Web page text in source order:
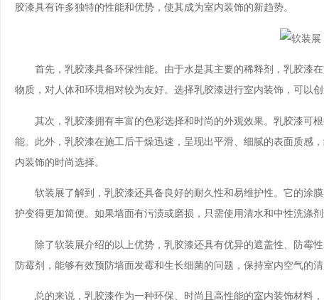
胶漆具有许多独特的性能和优势，使其成为室内装饰的新趋势。
首先，乳胶漆具备环保性能。由于水是其主要的稀释剂，乳胶漆在
物质，对人体和环境相对较为友好。选择乳胶漆进行室内装饰，可以
其次，乳胶漆拥有丰富的色彩选择和时尚的外观效果。乳胶漆可根
能。此外，乳胶漆在施工后干燥迅速，呈现出平滑、细腻的表面质感
内装饰的时尚选择。
软装展了解到，乳胶漆还具备良好的耐久性和易维护性。它的涂膜
护变得更加简便。如果墙面有污渍或磨损，只需使用清水和中性洗涤
除了软装展介绍的以上优势，乳胶漆还具有优异的遮盖性、防霉性
防霉剂，能够有效预防墙面发霉和生长细菌的问题，保持室内空气的
总的来说，乳胶漆作为一种环保、时尚且高性能的室内装饰材料，